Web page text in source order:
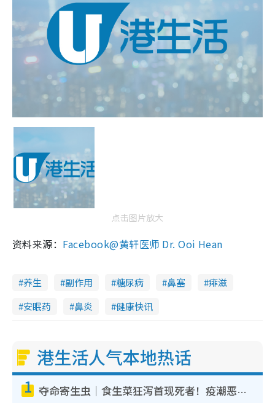
点击图片放大
资料来源： Facebook@黄轩医师 Dr. Ooi Hean
养生 副作用 糖尿病 鼻塞
痱滋
安眠药
鼻炎 健康快讯
港生活人气本地热话
1 夺命寄生虫｜食生菜狂泻首现死者！疫潮恶化录1.8万宗病例 揭洗菜3大谬误